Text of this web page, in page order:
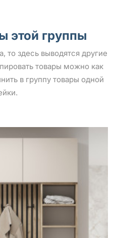
этой группы
то здесь выводятся другие
товары можно как
в группу товары одной